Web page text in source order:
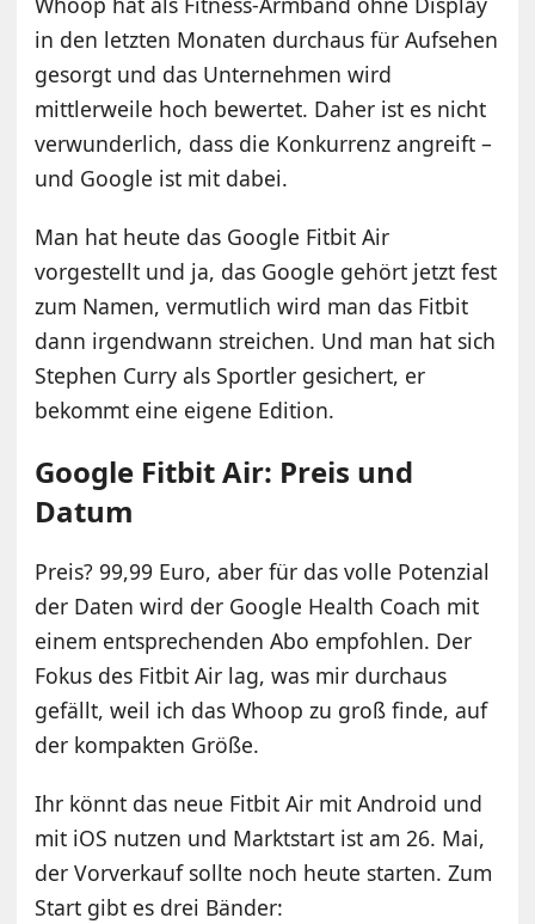
in den letzten Monaten durchaus für Aufsehen
gesorgt und das Unternehmen wird
mittlerweile hoch bewertet. Daher ist es nicht
verwunderlich, dass die Konkurrenz angreift –
und Google ist mit dabei.
Man hat heute das Google Fitbit Air
vorgestellt und ja, das Google gehört jetzt fest
zum Namen, vermutlich wird man das Fitbit
dann irgendwann streichen. Und man hat sich
Stephen Curry als Sportler gesichert, er
bekommt eine eigene Edition.
Google Fitbit Air: Preis und
Datum
Preis? 99,99 Euro, aber für das volle Potenzial
der Daten wird der Google Health Coach mit
einem entsprechenden Abo empfohlen. Der
Fokus des Fitbit Air lag, was mir durchaus
gefällt, weil ich das Whoop zu groß finde, auf
der kompakten Größe.
Ihr könnt das neue Fitbit Air mit Android und
mit iOS nutzen und Marktstart ist am 26. Mai,
der Vorverkauf sollte noch heute starten. Zum
Start gibt es drei Bänder: